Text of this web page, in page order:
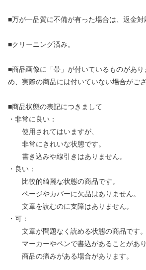
■万が一品質に不備が有った場合は、返金対
■クリーニング済み。
■商品画像に「帯」が付いているものがあり
め、実際の商品には付いていない場合がござ
■商品状態の表記につきまして
・非常に良い：
使用されてはいますが、
非常にきれいな状態です。
書き込みや線引きはありません。
・良い：
比較的綺麗な状態の商品です。
ページやカバーに欠品はありません。
文章を読むのに支障はありません。
・可：
文章が問題なく読める状態の商品です。
マーカーやペンで書込があることがあり
商品の痛みがある場合があります。